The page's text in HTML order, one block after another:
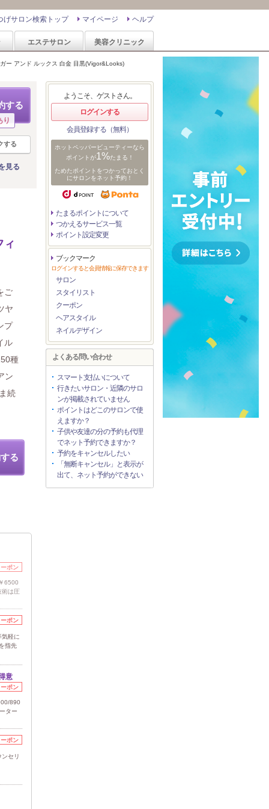
ヘルプ
マイページ
げサロン検索トップ
エステサロン 美容クリニック
ー アンド ルックス 白金 目黒(Vigor&Looks)
する
り
する
見る
ィ
ご
ヤ
プ
ル
種
ン
続
る
ポン
6500
術は圧
ポン
気軽に
指先
意
ポン
890
ター
ポン
セリ
ようこそ、ゲストさん。
ログインする
会員登録する（無料）
ホットペッパービューティーなら
ポイントが1%たまる！
ためたポイントをつかっておとく
にサロンをネット予約！
たまるポイントについて
つかえるサービス一覧
ポイント設定変更
ブックマーク
ログインすると会員情報に保存できます
サロン
スタイリスト
クーポン
ヘアスタイル
ネイルデザイン
よくある問い合わせ
スマート支払いについて
行きたいサロン・近隣のサロ
ンが掲載されていません
ポイントはどこのサロンで使
えますか？
子供や友達の分の予約も代理
でネット予約できますか？
予約をキャンセルしたい
「無断キャンセル」と表示が
出て、ネット予約ができない